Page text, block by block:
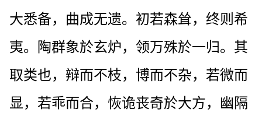
大悉备，曲成无遗。初若森耸，终则希
夷。陶群象於玄炉，领万殊於一归。其
取类也，辩而不枝，博而不杂，若微而
显，若乖而合，恢诡丧奇於大方，幽隔